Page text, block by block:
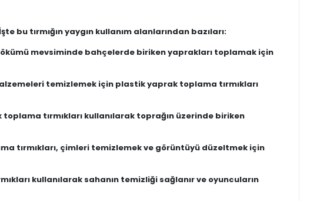
tırmığın yaygın kullanım alanlarından bazıları:
mevsiminde bahçelerde biriken yaprakları toplamak için
temizlemek için plastik yaprak toplama tırmıkları
tırmıkları kullanılarak toprağın üzerinde biriken
tırmıkları, çimleri temizlemek ve görüntüyü düzeltmek için
kullanılarak sahanın temizliği sağlanır ve oyuncuların